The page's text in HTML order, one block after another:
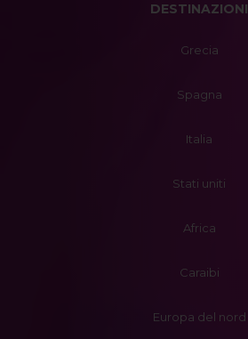
DESTINAZIONI
Grecia
Spagna
Italia
Stati uniti
Africa
Caraibi
Europa del nord